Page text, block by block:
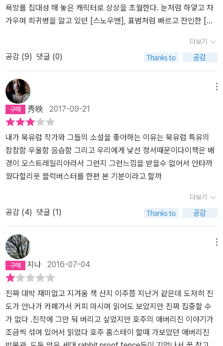
한테 잡히면 엉덩이에 그 짓을 당할 줄 알았거든. 그런데그는 한 번도
쫓아오지 않고 그냥 모자를 귀까지 푹 눌러쓰고 집으로 갔어. 그리고
게 그 남자를 미워했는지 늘 의문이었지.''인간은 이해하지 못하는 대
상을 두려워하니까. 그리고 두려워하는 대상을 증오하고.'- P162
욕망를 집대성 해 놓은 캐릭터로 상상을 초월한다. 눈처럼 하얗고 차
가우며 희귀병을 앓고 있던 [스노우맨], 표범처럼 빠르고 잔인한 [레
들로 인해 지루할 틈이 없었다. 이 모든 책들의 프리퀄이자 해리 홀레
시리즈의 첫 단추인 『박쥐』를 드디어 만났다. 책장에 [박쥐],[데빌스
스타]를 나란히 꽂아두고 시간 날때 읽으려 하고 있었는데 요며칠 짬
이 나서 [박쥐]를 꺼내들었다. 전작들의 배경과 달리 이 책은 오스트
레일리아가 배경이다. 노르웨이 형사인 해리가 오스트레일리아에 까
지 날아간 이유는 노르웨이인 '잉게르 홀테르'가 외진 해안 절벽에 버
려져 시체로 발견되었기 때문이다. 젊고 아름다운 금발의 백인 여성
인 잉게르 홀테르의 시체는 저항한 흔적조차 발견되지 않았으며 목격
자도 없도 없고 지문조차 남겨져 있지 않았다. 오스트레일리아의 형
사 앤드류와 수사를 공조하던 해리는 잉게르의 신변을 조사하기 위해
잉게르가 일하던 집과 바에 들리고 그곳에서 사귀던 남자가 있었다는
고 많은 여자를 사귀며 마약을 파는 한마디로 나쁜 남자 캐릭터이다.
해리와 앤드류는 제1 용의자 선상에 에반스를 염두에 두며 조사를 해
나가기 시작한다. 앤드류는 살인사건을 조사하기 위해 멀리서 날아
온 해리에게 중간중간 오스트레일리아의 전설과 문화를 들려주기도
하고 주변 인물들을 소개시켜 주기도 한다. 게이들이 넘쳐나는 곳이
라 그런지 앤드류의 절친도 오토라는 게이인데 여장을 하고 다닌
다. 이외에도 앤드류의 친구이며 애버리진인 투움바도 소개받는
다. 애버리진한테 박쥐는 죽음을 상징해요. 알고 있어요? 4만 년
동안이나 오스트레일리아 땅을 지켜왔던 애버리진에 영국인들이 자
신들의 죄수 유형지로 사용하게 되자 오스트레일리아는 순식간에 전
복되었다. 노마드적인 삶을 추구했던 애버리진들은 땅을 소유하거나
더보기
공감 (9) 댓글 (0)
秀映 2017-09-21
내가 북유럽 작가와 그들의 소설을 좋아하는 이유는 북유럽 특유의
찹찹함 우울함 음습함 그리고 우리에게 낯선 정서때문이다이책은 배
경이 오스트레일리아라서 그런지 그런느낌을 받을수 없어서 안타까
웠다헐리웃 블럭버스터를 한편 본 기분이라고 할까
더보기
공감 (4) 댓글 (1)
지나 2016-07-04
진짜 대박 재미없고 지겨움 책 산지 이주쯤 지난거 같은데 도저히 진
도가 안나가 카페가서 커피 마시며 읽어도 보았지만 진짜 집중할 수
가 없다 .진작에 그만 둬 버리고 싶었지만 호주의 애버리진 이야기가
조금씩 섞여 있어서 읽었다 호주 홈스테이 할때 가보았던 애버리진